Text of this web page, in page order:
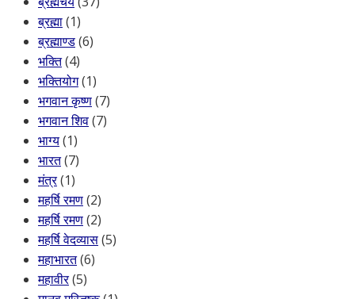
ब्रह्मा(1)
ब्रह्माण्ड(6)
भक्ति(4)
भक्तियोग(1)
भगवान कृष्ण(7)
भगवान शिव(7)
भाग्य(1)
भारत(7)
मंत्र(1)
महर्षि रमण(2)
महर्षि रमण(2)
महर्षि वेदव्यास(5)
महाभारत(6)
महावीर(5)